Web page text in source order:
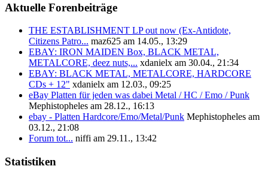
Aktuelle Forenbeiträge
THE ESTABLISHMENT LP out now (Ex-Antidote,
Citizens Patro... maz625 am 14.05., 13:29
EBAY: IRON MAIDEN Box, BLACK METAL,
METALCORE, deez nuts,... xdanielx am 30.04., 21:34
EBAY: BLACK METAL, METALCORE, HARDCORE
CDs + 12" xdanielx am 12.03., 09:25
eBay Platten für jeden was dabei Metal / HC / Emo / Punk
Mephistopheles am 28.12., 16:13
ebay - Platten Hardcore/Emo/Metal/Punk Mephistopheles am
03.12., 21:08
Forum tot... niffi am 29.11., 13:42
Statistiken